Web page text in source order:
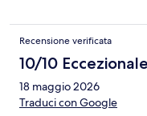
Recensione verificata
10/10 Eccezionale
18 maggio 2026
Traduci con Google